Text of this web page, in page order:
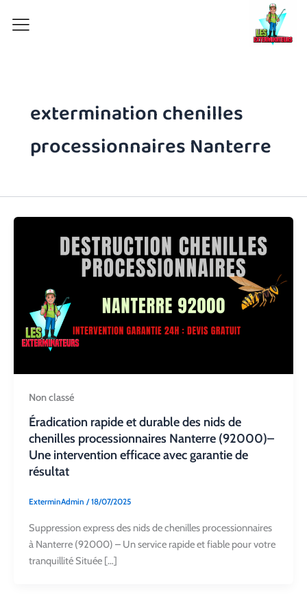
extermination chenilles
processionnaires Nanterre
Non classé
Éradication rapide et durable des nids de
chenilles processionnaires Nanterre (92000)–
Une intervention efficace avec garantie de
résultat
ExterminAdmin /18/07/2025
Suppression express des nids de chenilles processionnaires
à Nanterre (92000) – Un service rapide et fiable pour votre
tranquillité Située […]